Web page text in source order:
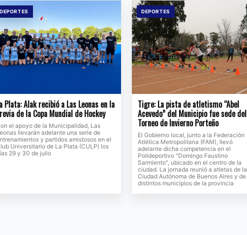
DEPORTES
Plata: Alak recibió a Las Leonas en la
de la Copa Mundial de Hockey
el apoyo de la Municipalidad, Las
llevarán adelante una serie de
y partidos amistosos en el
Universitario de La Plata (CULP) los
29 y 30 de julio
DEPORTES
Tigre: La pista de atletismo “Abel
Acevedo” del Municipio fue sede del
Torneo de Invierno Porteño
El Gobierno local, junto a la Federación
Atlética Metropolitana (FAM), llevó
adelante dicha competencia en el
Polideportivo "Domingo Faustino
Sarmiento", ubicado en el centro de la
ciudad. La jornada reunió a atletas de la
Ciudad Autónoma de Buenos Aires y de
distintos municipios de la provincia